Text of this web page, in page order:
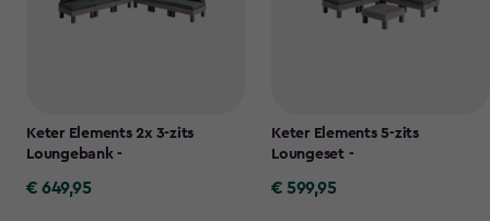
Keter Elements 2x 3-zits
Loungebank -
€
€ 649,95
Keter Elements 5-zits
Loungeset -
€
€ 599,95